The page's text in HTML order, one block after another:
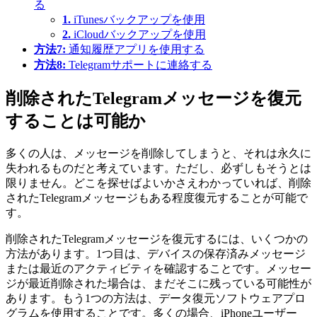
る
1. iTunesバックアップを使用
2. iCloudバックアップを使用
方法7: 通知履歴アプリを使用する
方法8: Telegramサポートに連絡する
削除されたTelegramメッセージを復元
することは可能か
多くの人は、メッセージを削除してしまうと、それは永久に
失われるものだと考えています。ただし、必ずしもそうとは
限りません。どこを探せばよいかさえわかっていれば、削除
されたTelegramメッセージもある程度復元することが可能で
す。
削除されたTelegramメッセージを復元するには、いくつかの
方法があります。1つ目は、デバイスの保存済みメッセージ
または最近のアクティビティを確認することです。メッセー
ジが最近削除された場合は、まだそこに残っている可能性が
あります。もう1つの方法は、データ復元ソフトウェアプロ
グラムを使用することです。多くの場合、iPhoneユーザー